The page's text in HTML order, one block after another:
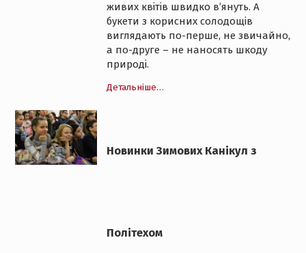
живих квітів швидко в’януть. А
букети з корисних солодощів
виглядають по-перше, не звичайно,
а по-друге – не наносять шкоду
природі.
Детальніше…
Новинки Зимових Канікул з
Політехом